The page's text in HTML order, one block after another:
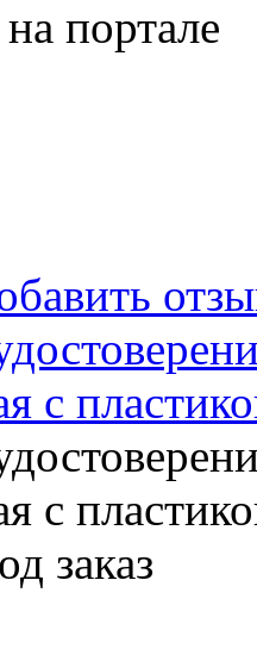
на портале
с
с
заказ